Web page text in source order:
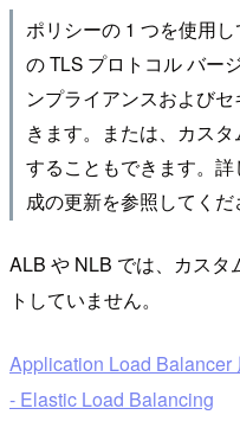
ポリシーの 1 つを使用
の TLS プロトコル バー
ンプライアンスおよび
きます。または、カス
することもできます。
成の更新を参照してくだ
ALB や NLB では、カスタ
トしていません。
Application Load Balancer
- Elastic Load Balancing